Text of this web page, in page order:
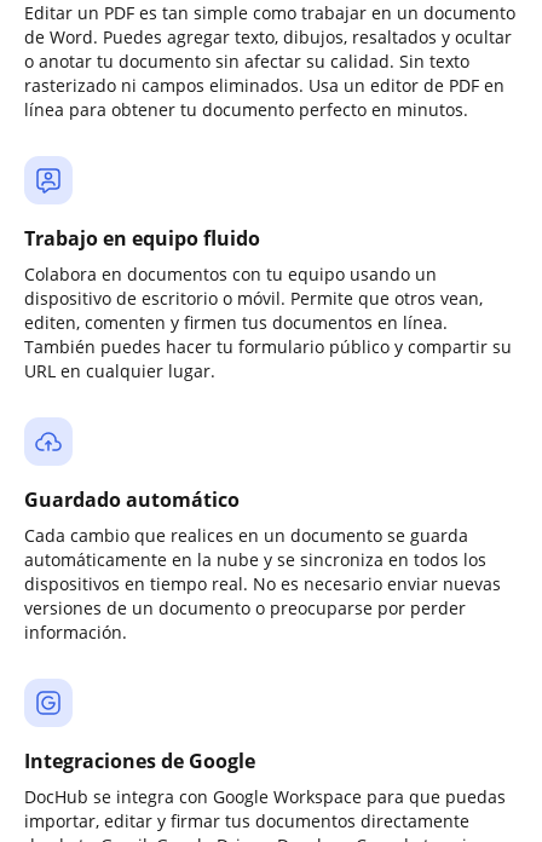
Editar un PDF es tan simple como trabajar en un documento
de Word. Puedes agregar texto, dibujos, resaltados y ocultar
o anotar tu documento sin afectar su calidad. Sin texto
rasterizado ni campos eliminados. Usa un editor de PDF en
línea para obtener tu documento perfecto en minutos.
Trabajo en equipo fluido
Colabora en documentos con tu equipo usando un
dispositivo de escritorio o móvil. Permite que otros vean,
editen, comenten y firmen tus documentos en línea.
También puedes hacer tu formulario público y compartir su
URL en cualquier lugar.
Guardado automático
Cada cambio que realices en un documento se guarda
automáticamente en la nube y se sincroniza en todos los
dispositivos en tiempo real. No es necesario enviar nuevas
versiones de un documento o preocuparse por perder
información.
Integraciones de Google
DocHub se integra con Google Workspace para que puedas
importar, editar y firmar tus documentos directamente